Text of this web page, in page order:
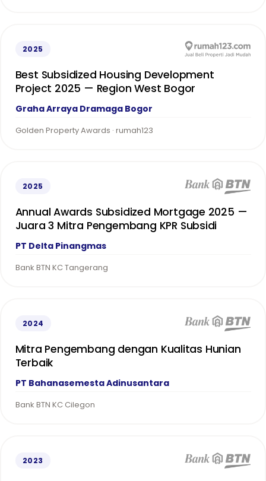
2025
Best Subsidized Housing Development
Project 2025 — Region West Bogor
Graha Arraya Dramaga Bogor
Golden Property Awards · rumah123
2025
Annual Awards Subsidized Mortgage 2025 —
Juara 3 Mitra Pengembang KPR Subsidi
PT Delta Pinangmas
Bank BTN KC Tangerang
2024
Mitra Pengembang dengan Kualitas Hunian
Terbaik
PT Bahanasemesta Adinusantara
Bank BTN KC Cilegon
2023